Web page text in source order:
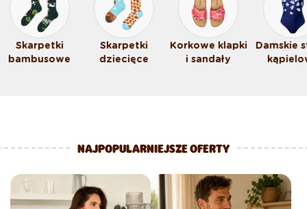
Skarpetki
bambusowe
Skarpetki
dziecięce
Korkowe klapki
i sandały
Damskie
NAJPOPULARNIEJSZE OFERTY